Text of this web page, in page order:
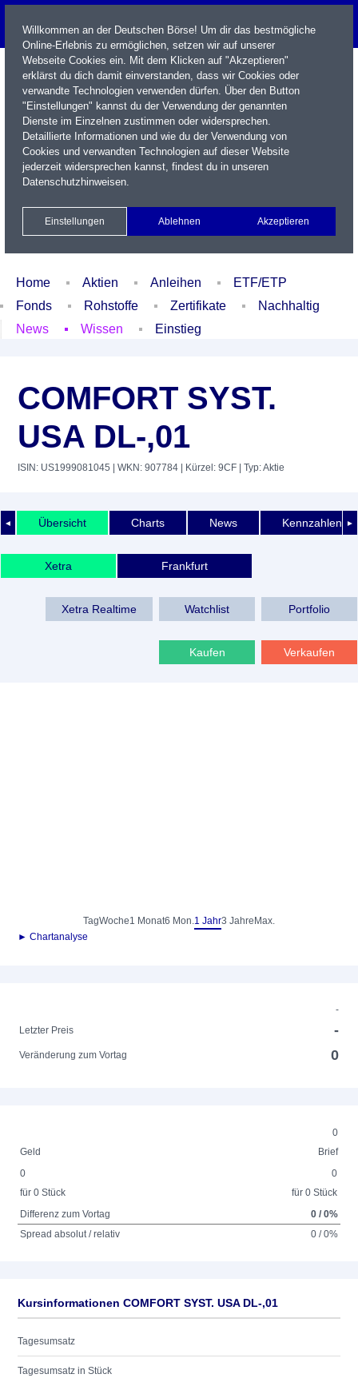
Name / WKN / ISIN / Kürzel
Xetra Realtime
Watchlist Portfolio Login
Home Aktien Anleihen
ETF/ETP
Fonds
Rohstoffe Zertifikate
Nachhaltig
News
Wissen Einstieg
COMFORT SYST.
USA DL-,01
ISIN: US1999081045 | WKN: 907784 | Kürzel: 9CF | Typ: Aktie
◄ ►
Übersicht Charts News Kennzahlen
Xetra Frankfurt
Xetra Realtime Watchlist Portfolio
Kaufen Verkaufen
TagWoche1 Monat6 Mon.1 Jahr3 Jahre Max.
► Chartanalyse
-
Letzter Preis
-
Veränderung zum Vortag 0
0
Geld
Brief
0
für 0 Stück
0
für 0 Stück
Differenz zum Vortag
0 / 0%
Spread absolut / relativ
0 / 0%
Kursinformationen COMFORT SYST. USA DL-,01
Tagesumsatz
Tagesumsatz in Stück
Willkommen an der Deutschen Börse! Um dir das bestmögliche
Online-Erlebnis zu ermöglichen, setzen wir auf unserer
Webseite Cookies ein. Mit dem Klicken auf "Akzeptieren"
erklärst du dich damit einverstanden, dass wir Cookies oder
verwandte Technologien verwenden dürfen. Über den Button
"Einstellungen" kannst du der Verwendung der genannten
Dienste im Einzelnen zustimmen oder widersprechen.
Detaillierte Informationen und wie du der Verwendung von
Cookies und verwandten Technologien auf dieser Website
jederzeit widersprechen kannst, findest du in unseren
Datenschutzhinweisen.
Einstellungen Ablehnen Akzeptieren